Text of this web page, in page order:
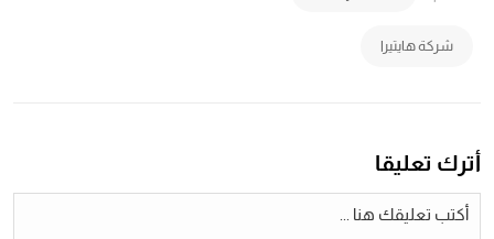
شركة هايتيرا
أترك تعليقا